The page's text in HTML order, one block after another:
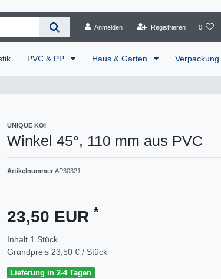
Anmelden
Registrieren 0
PVC & PP Haus & Garten Verpackung
UNIQUE KOI
Winkel 45°, 110 mm aus PVC
Artikelnummer AP30321
23,50 EUR *
Inhalt 1 Stück
Grundpreis 23,50 € / Stück
Lieferung in 2-4 Tagen